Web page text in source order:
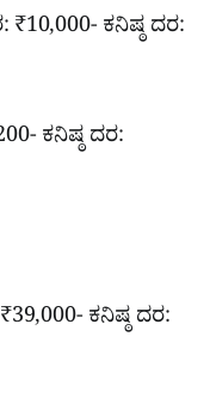
ಕನಿಷ್ಠ ದರ:
ಕನಿಷ್ಠ ದರ:
ಕನಿಷ್ಠ ದರ: